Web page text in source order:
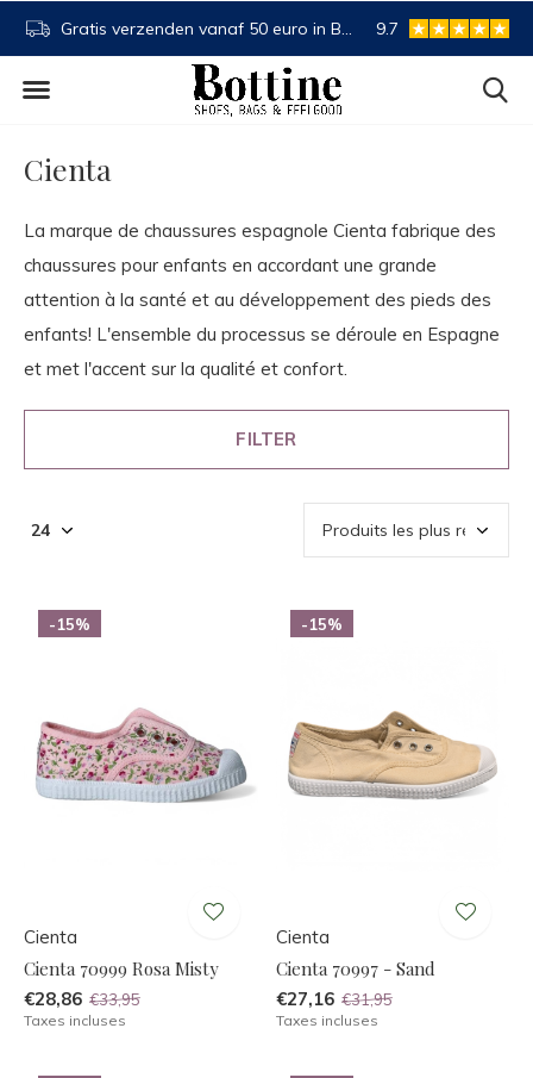
Acheter maintenant, payer plus tard Spaartegoed
9.7
Cienta
La marque de chaussures espagnole Cienta fabrique des
chaussures pour enfants en accordant une grande
attention à la santé et au développement des pieds des
enfants! L'ensemble du processus se déroule en Espagne
et met l'accent sur la qualité et confort.
FILTER
-15%
Cienta
Cienta 70999 Rosa Misty
€28,86 €33,95
Taxes incluses
-15%
Cienta
Cienta 70997 - Sand
€27,16 €31,95
Taxes incluses